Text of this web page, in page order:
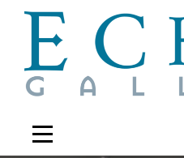
content